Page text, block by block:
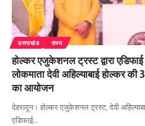
उत्तराखंड राज्य
होल्कर एजुकेशनल ट्रस्ट द्वारा
लोकमाता देवी अहिल्याबाई होल्कर की
का आयोजन
देहरादून। होल्कर एजुकेशनल ट्रस्ट, देवी
एडिफाई…